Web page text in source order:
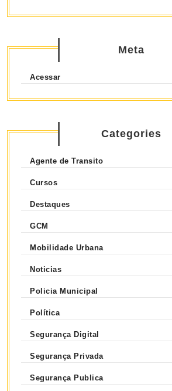
Meta
Acessar
Categories
Agente de Transito
Cursos
Destaques
GCM
Mobilidade Urbana
Noticias
Policia Municipal
Política
Segurança Digital
Segurança Privada
Segurança Publica